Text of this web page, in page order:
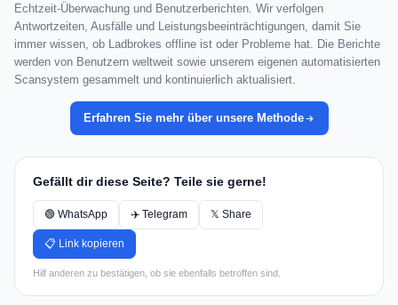
Echtzeit-Überwachung und Benutzerberichten. Wir verfolgen
Antwortzeiten, Ausfälle und Leistungsbeeinträchtigungen, damit Sie
immer wissen, ob Ladbrokes offline ist oder Probleme hat. Die Berichte
werden von Benutzern weltweit sowie unserem eigenen automatisierten
Scansystem gesammelt und kontinuierlich aktualisiert.
Erfahren Sie mehr über unsere Methode
Gefällt dir diese Seite? Teile sie gerne!
🟢 WhatsApp ✈️ Telegram 𝕏 Share
📋 Link kopieren
Hilf anderen zu bestätigen, ob sie ebenfalls betroffen sind.